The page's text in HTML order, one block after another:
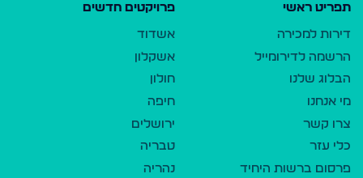
תפריט ראשי
דירות למכירה
הרשמה לדירומייל
הבלוג שלנו
מי אנחנו
צרו קשר
כלי עזר
פרסום ברשות היחיד
פרויקטים חדשים
אשדוד
אשקלון
חולון
חיפה
ירושלים
טבריה
נהריה